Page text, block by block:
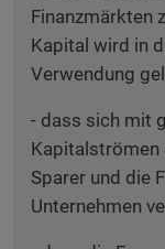
Finanzmärkten
Kapital wird in
Verwendung
- dass sich mit
Kapitalströmen
Sparer und die
Unternehmen